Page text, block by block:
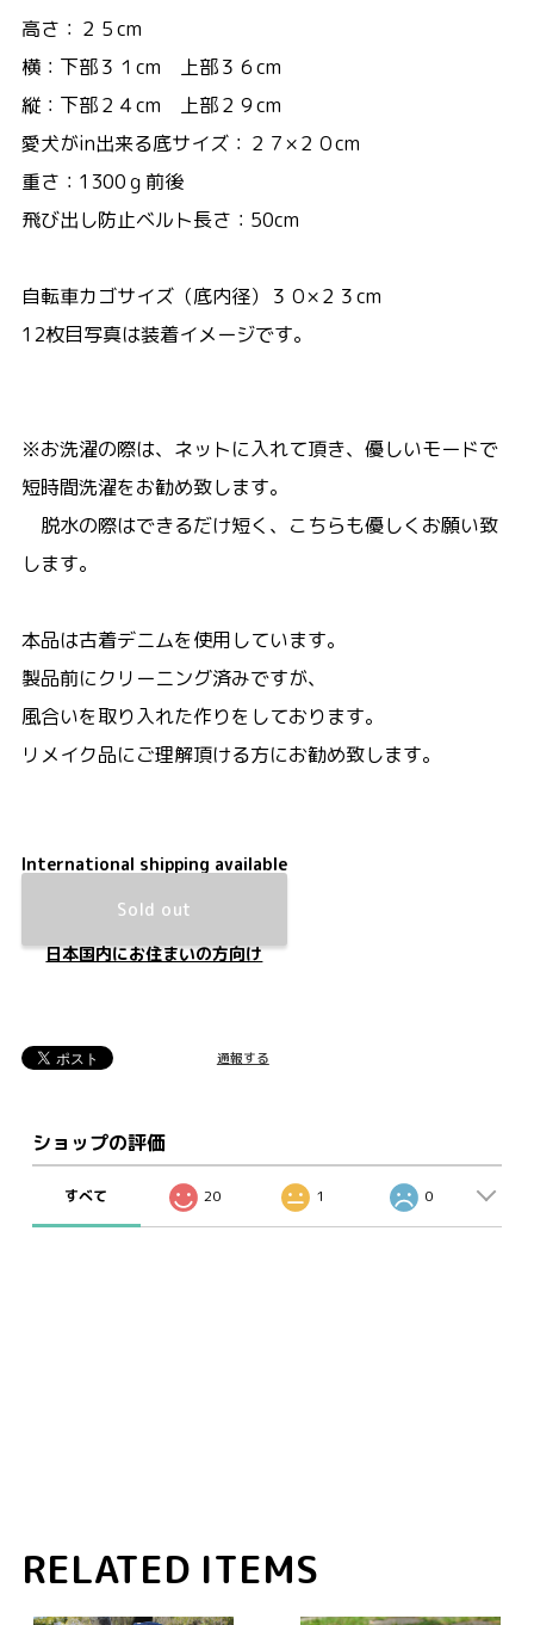
高さ：２５cm
横：下部３１cm 上部３６cm
縦：下部２４cm 上部２９cm
愛犬がin出来る底サイズ：２７×２０cm
重さ：1300ｇ前後
飛び出し防止ベルト長さ：50cm
自転車カゴサイズ（底内径）３０×２３cm
12枚目写真は装着イメージです。
※お洗濯の際は、ネットに入れて頂き、優しいモードで
短時間洗濯をお勧め致します。
脱水の際はできるだけ短く、こちらも優しくお願い致
します。
本品は古着デニムを使用しています。
製品前にクリーニング済みですが、
風合いを取り入れた作りをしております。
リメイク品にご理解頂ける方にお勧め致します。
International shipping available
Sold out
日本国内にお住まいの方向け
通報する
ショップの評価
すべて 20 1 0
RELATED ITEMS